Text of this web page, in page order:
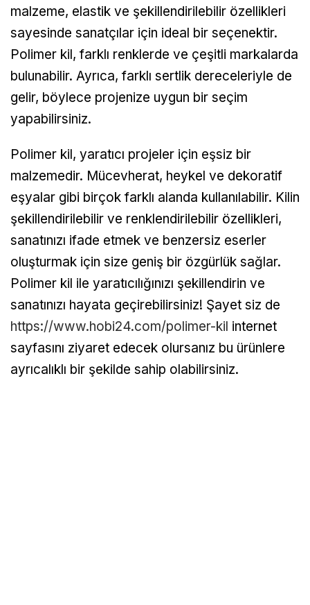
malzeme, elastik ve şekillendirilebilir özellikleri
sayesinde sanatçılar için ideal bir seçenektir.
Polimer kil, farklı renklerde ve çeşitli markalarda
bulunabilir. Ayrıca, farklı sertlik dereceleriyle de
gelir, böylece projenize uygun bir seçim
yapabilirsiniz.
Polimer kil, yaratıcı projeler için eşsiz bir
malzemedir. Mücevherat, heykel ve dekoratif
eşyalar gibi birçok farklı alanda kullanılabilir. Kilin
şekillendirilebilir ve renklendirilebilir özellikleri,
sanatınızı ifade etmek ve benzersiz eserler
oluşturmak için size geniş bir özgürlük sağlar.
Polimer kil ile yaratıcılığınızı şekillendirin ve
sanatınızı hayata geçirebilirsiniz! Şayet siz de
https://www.hobi24.com/polimer-kil internet
sayfasını ziyaret edecek olursanız bu ürünlere
ayrıcalıklı bir şekilde sahip olabilirsiniz.